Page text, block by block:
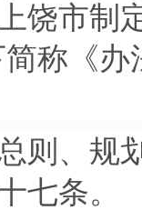
饶市制
称《办
、规划
七条。